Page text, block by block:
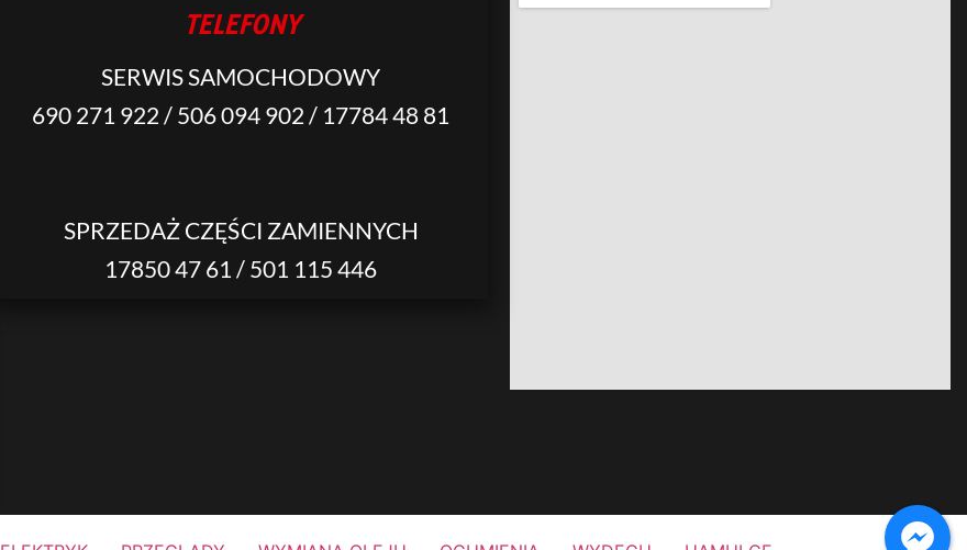
TELEFONY
SERWIS SAMOCHODOWY
690 271 922 / 506 094 902 / 17784 48 81
SPRZEDAŻ CZĘŚCI ZAMIENNYCH
17850 47 61 / 501 115 446